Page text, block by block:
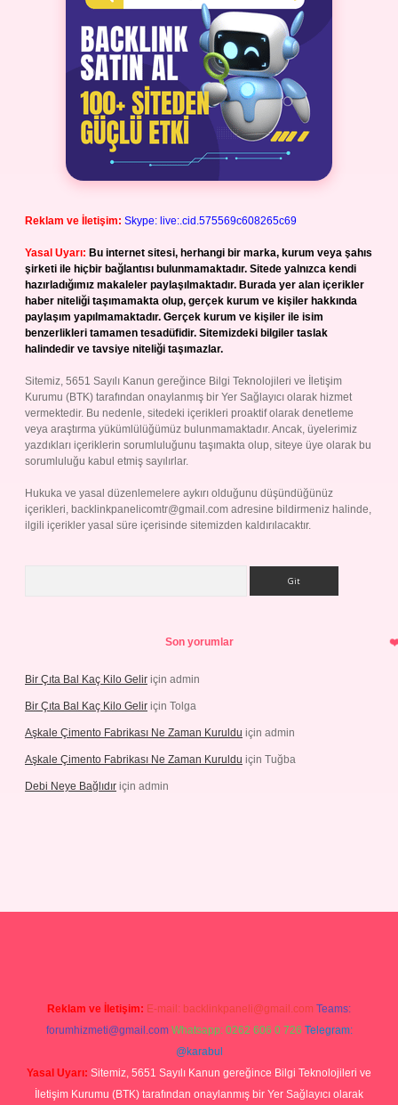
Reklam ve İletişim: Skype: live:.cid.575569c608265c69
Yasal Uyarı: Bu internet sitesi, herhangi bir marka, kurum veya şahıs
şirketi ile hiçbir bağlantısı bulunmamaktadır. Sitede yalnızca kendi
hazırladığımız makaleler paylaşılmaktadır. Burada yer alan içerikler
haber niteliği taşımamakta olup, gerçek kurum ve kişiler hakkında
paylaşım yapılmamaktadır. Gerçek kurum ve kişiler ile isim
benzerlikleri tamamen tesadüfidir. Sitemizdeki bilgiler taslak
halindedir ve tavsiye niteliği taşımazlar.
Sitemiz, 5651 Sayılı Kanun gereğince Bilgi Teknolojileri ve İletişim
Kurumu (BTK) tarafından onaylanmış bir Yer Sağlayıcı olarak hizmet
vermektedir. Bu nedenle, sitedeki içerikleri proaktif olarak denetleme
veya araştırma yükümlülüğümüz bulunmamaktadır. Ancak, üyelerimiz
yazdıkları içeriklerin sorumluluğunu taşımakta olup, siteye üye olarak bu
sorumluluğu kabul etmiş sayılırlar.
Hukuka ve yasal düzenlemelere aykırı olduğunu düşündüğünüz
içerikleri, backlinkpanelicomtr@gmail.com adresine bildirmeniz halinde,
ilgili içerikler yasal süre içerisinde sitemizden kaldırılacaktır.
Son yorumlar
Bir Çıta Bal Kaç Kilo Gelir için admin
Bir Çıta Bal Kaç Kilo Gelir için Tolga
Aşkale Çimento Fabrikası Ne Zaman Kuruldu için admin
Aşkale Çimento Fabrikası Ne Zaman Kuruldu için Tuğba
Debi Neye Bağlıdır için admin
Reklam ve İletişim: E-mail: backlinkpaneli@gmail.com Teams:
forumhizmeti@gmail.com Whatsapp: 0262 606 0 726 Telegram:
@karabul
Yasal Uyarı: Sitemiz, 5651 Sayılı Kanun gereğince Bilgi Teknolojileri ve
İletişim Kurumu (BTK) tarafından onaylanmış bir Yer Sağlayıcı olarak